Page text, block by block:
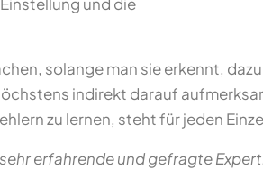
solange man sie erkennt,
indirekt darauf
zu lernen, steht für jeden
erfahrende und gefragte